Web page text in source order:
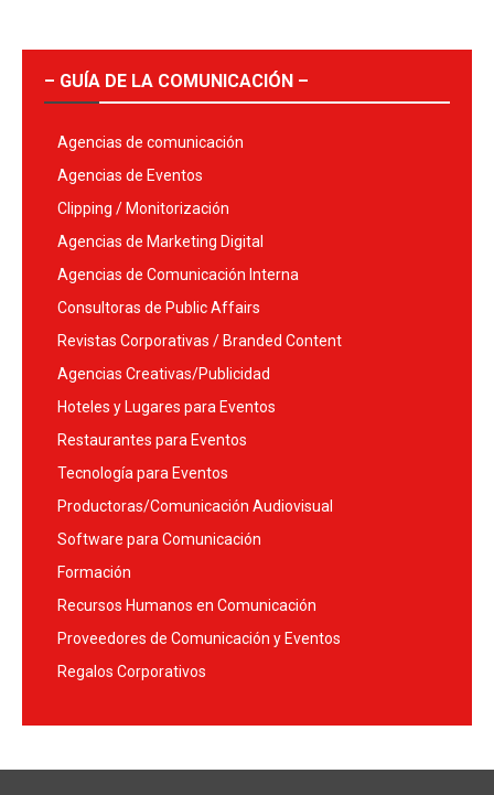
– GUÍA DE LA COMUNICACIÓN –
Agencias de comunicación
Agencias de Eventos
Clipping / Monitorización
Agencias de Marketing Digital
Agencias de Comunicación Interna
Consultoras de Public Affairs
Revistas Corporativas / Branded Content
Agencias Creativas/Publicidad
Hoteles y Lugares para Eventos
Restaurantes para Eventos
Tecnología para Eventos
Productoras/Comunicación Audiovisual
Software para Comunicación
Formación
Recursos Humanos en Comunicación
Proveedores de Comunicación y Eventos
Regalos Corporativos